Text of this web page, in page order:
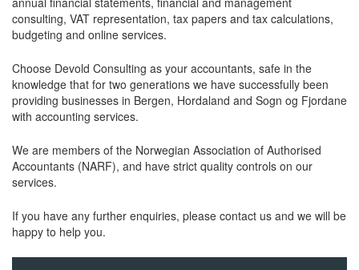
consulting, VAT representation, tax papers and tax calculations,
budgeting and online services.
Choose Devold Consulting as your accountants, safe in the
knowledge that for two generations we have successfully been
providing businesses in Bergen, Hordaland and Sogn og Fjordane
with accounting services.
We are members of the Norwegian Association of Authorised
Accountants (NARF), and have strict quality controls on our
services.
If you have any further enquiries, please contact us and we will be
happy to help you.